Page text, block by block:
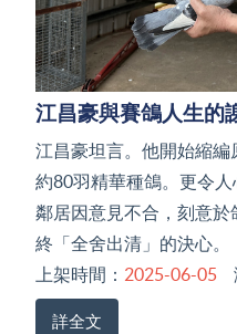
江昌豪與賽鴿人生的
江昌豪坦言。他開始縮
約80羽精華種鴿。更令
鄰居因意見不合，刻意
終「全舍出清」的決心。
上架時間： 2025-06-05
詳全文